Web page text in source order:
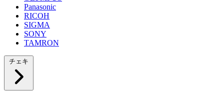
Panasonic
RICOH
SIGMA
SONY
TAMRON
チェキ